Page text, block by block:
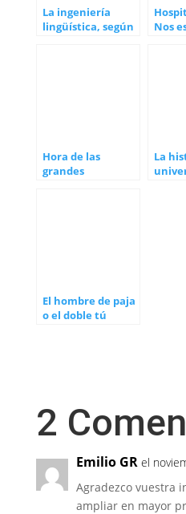
La ingeniería
lingüística, según
Nos
Hora de las
grandes
La
El hombre de paja
o el doble tú
2
Emilio GR el
Agradezco vuestra
ampliar en mayor